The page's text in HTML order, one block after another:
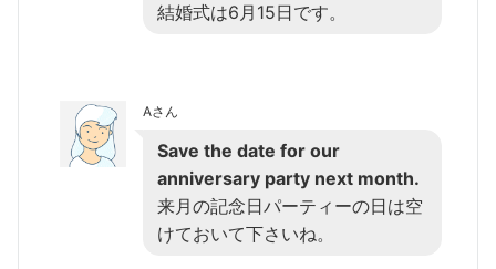
結婚式は6月15日です。
Aさん
Save the date for our
anniversary party next month.
来月の記念日パーティーの日は空
けておいて下さいね。